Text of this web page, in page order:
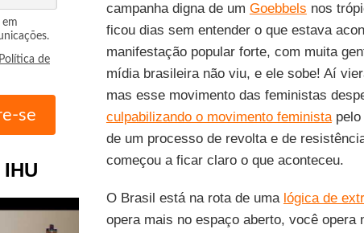
Política de
campanha digna de um Goebbels nos
ficou dias sem entender o que estava
manifestação popular forte, com muita
mídia brasileira não viu, e ele sobe! Aí
mas esse movimento das feministas
culpabilizando o movimento feministapelo
de um processo de revolta e de
começou a ficar claro o que aconteceu.
O Brasil está na rota de uma lógica de
opera mais no espaço aberto, você